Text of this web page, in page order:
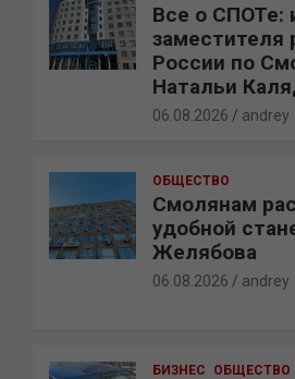
Все о СПОТе:
заместителя
России по
Натальи
06.08.2026 andrey
ОБЩЕСТВО
Смолянам
удобной
Желябова
06.08.2026 andrey
БИЗНЕС ОБЩЕСТВО